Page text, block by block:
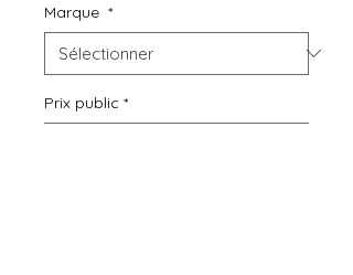
Marque *
Prix public *